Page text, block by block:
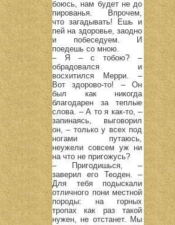
боюсь, нам будет не до
пированья. Впрочем,
что загадывать! Ешь и
пей на здоровье, заодно
и побеседуем. И
поедешь со мною.
– Я – с тобою? –
обрадовался и
восхитился Мерри. –
Вот здорово-то! – Он
был как никогда
благодарен за теплые
слова. – А то я как-то, –
запинаясь, выговорил
он, – только у всех под
ногами путаюсь,
неужели совсем уж ни
на что не пригожусь?
– Пригодишься, –
заверил его Теоден. –
Для тебя подыскали
отличного пони местной
породы: на горных
тропах как раз такой
нужен, не отстанет. Мы